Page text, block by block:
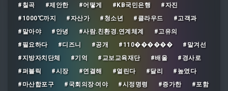
#칠곡 #제안한 #어떻게 #KB국민은행
#자진
#1000℃까지
#자산가 #청소년 #클라우드
#고객과
#말아야
#안녕 #사람․친환경․연계체계
#고유의
#필요하다
#디즈니 #공개 #110������
#맡겨선
#지방자치단체
#기억 #교보교육재단 #배울
#경사로
#퍼블릭
#시장 #연결해 #열린다 #달리
#높였다
#마산합포구
#국회의장‧여야 #시정명령 #증가한
#포함